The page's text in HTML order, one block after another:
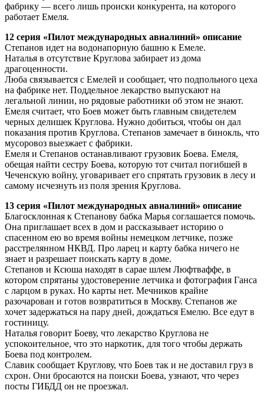
фабрику — всего лишь происки конкурента, на которого
работает Емеля.
12 серия «Пилот международных авиалиний» описание
Степанов идет на водонапорную башню к Емеле.
Наталья в отсутствие Круглова забирает из дома
драгоценности.
Люба связывается с Емелей и сообщает, что подпольного цеха
на фабрике нет. Поддельное лекарство выпускают на
легальной линии, но рядовые работники об этом не знают.
Емеля считает, что Боев может быть главным свидетелем
черных делишек Круглова. Нужно добиться, чтобы он дал
показания против Круглова. Степанов замечает в бинокль, что
мусоровоз выезжает с фабрики.
Емеля и Степанов останавливают грузовик Боева. Емеля,
обещая найти сестру Боева, которую тот считал погибшей в
Чеченскую войну, уговаривает его спрятать грузовик в лесу и
самому исчезнуть из поля зрения Круглова.
13 серия «Пилот международных авиалиний» описание
Благосклонная к Степанову бабка Марья соглашается помочь.
Она приглашает всех в дом и рассказывает историю о
спасенном ею во время войны немецком летчике, позже
расстрелянном НКВД. Про ларец и карту бабка ничего не
знает и разрешает поискать карту в доме.
Степанов и Ксюша находят в сарае шлем Люфтваффе, в
котором спрятаны удостоверение летчика и фотография Ганса
с ларцом в руках. Но карты нет. Мечников крайне
разочарован и готов возвратиться в Москву. Степанов же
хочет задержаться на пару дней, дождаться Емелю. Все едут в
гостиницу.
Наталья говорит Боеву, что лекарство Круглова не
успокоительное, что это наркотик, для того чтобы держать
Боева под контролем.
Славик сообщает Круглову, что Боев так и не доставил груз в
схрон. Они бросаются на поиски Боева, узнают, что через
посты ГИБДД он не проезжал.